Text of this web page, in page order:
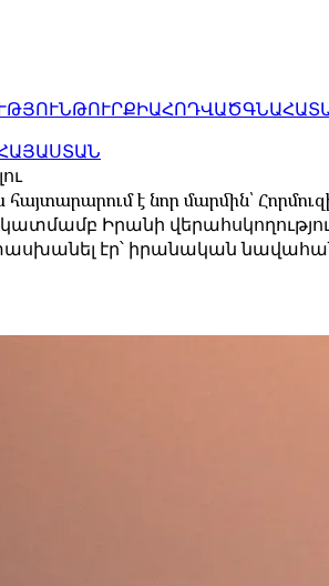
ԹՈՒՐՔԻԱՀՈԴՎԱԾ
է նոր մարմին՝
Իրանի
էր՝ իրանական